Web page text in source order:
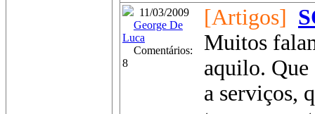
11/03/2009
George De
Luca
Comentários:
8
[Artigos]
Muitos
aquilo.
a serviços,